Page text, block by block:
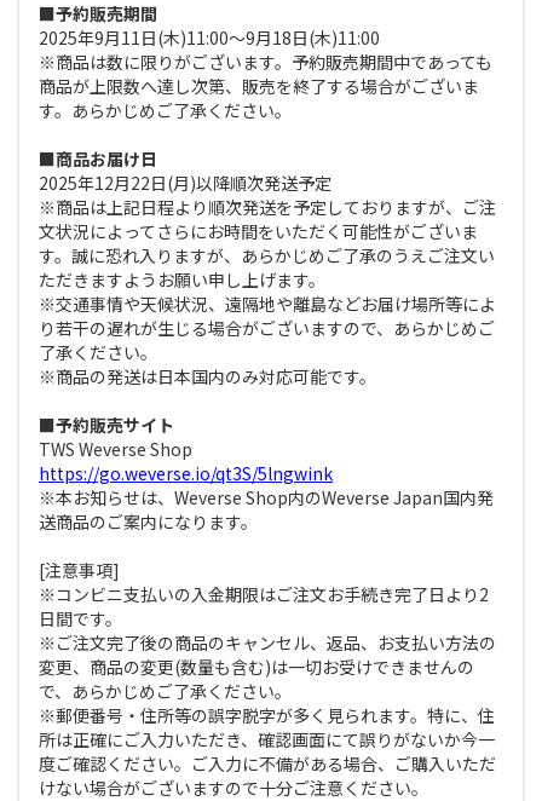
■予約販売期間
2025年9月11日(木)11:00～9月18日(木)11:00
※商品は数に限りがございます。予約販売期間中であっても
商品が上限数へ達し次第、販売を終了する場合がございま
す。あらかじめご了承ください。
■商品お届け日
2025年12月22日(月)以降順次発送予定
※商品は上記日程より順次発送を予定しておりますが、ご注
文状況によってさらにお時間をいただく可能性がございま
す。誠に恐れ入りますが、あらかじめご了承のうえご注文い
ただきますようお願い申し上げます。
※交通事情や天候状況、遠隔地や離島などお届け場所等によ
り若干の遅れが生じる場合がございますので、あらかじめご
了承ください。
※商品の発送は日本国内のみ対応可能です。
■予約販売サイト
TWS Weverse Shop
https://go.weverse.io/qt3S/5lngwink
※本お知らせは、Weverse Shop内のWeverse Japan国内発
送商品のご案内になります。
[注意事項]
※コンビニ支払いの入金期限はご注文お手続き完了日より2
日間です。
※ご注文完了後の商品のキャンセル、返品、お支払い方法の
変更、商品の変更(数量も含む)は一切お受けできませんの
で、あらかじめご了承ください。
※郵便番号・住所等の誤字脱字が多く見られます。特に、住
所は正確にご入力いただき、確認画面にて誤りがないか今一
度ご確認ください。ご入力に不備がある場合、ご購入いただ
けない場合がございますので十分ご注意ください。